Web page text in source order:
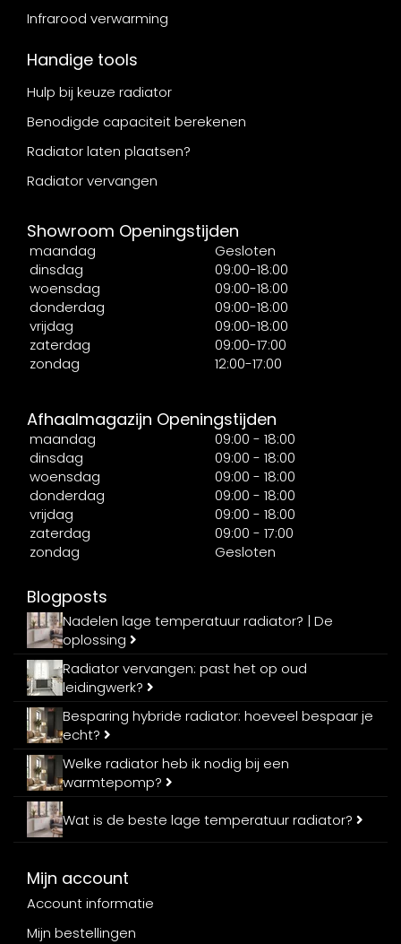
Infrarood verwarming
Handige tools
Hulp bij keuze radiator
Benodigde capaciteit berekenen
Radiator laten plaatsen?
Radiator vervangen
Showroom Openingstijden
maandag
Gesloten
dinsdag
09:00-18:00
woensdag
09:00-18:00
donderdag
09:00-18:00
vrijdag
09:00-18:00
zaterdag
09:00-17:00
zondag
12:00-17:00
Afhaalmagazijn Openingstijden
maandag
09:00 - 18:00
dinsdag
09:00 - 18:00
woensdag
09:00 - 18:00
donderdag
09:00 - 18:00
vrijdag
09:00 - 18:00
zaterdag
09:00 - 17:00
zondag
Gesloten
Blogposts
Nadelen lage temperatuur radiator? | De
oplossing
Radiator vervangen: past het op oud
leidingwerk?
Besparing hybride radiator: hoeveel bespaar je
echt?
Welke radiator heb ik nodig bij een
warmtepomp?
Wat is de beste lage temperatuur radiator?
Mijn account
Account informatie
Mijn bestellingen